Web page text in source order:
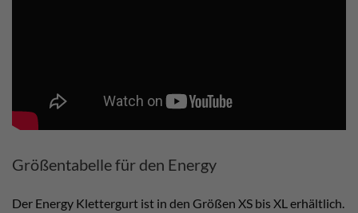
Größentabelle für den Energy
Der Energy Klettergurt ist in den Größen XS bis XL erhältlich.